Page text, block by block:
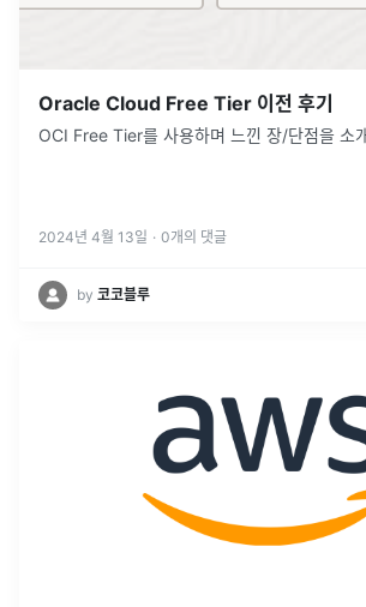
Oracle Cloud Free Tier 이전 후기
OCI Free Tier를 사용하며 느낀 장/단점을 소
2024년 4월 13일 · 0개의 댓글
by 코코블루